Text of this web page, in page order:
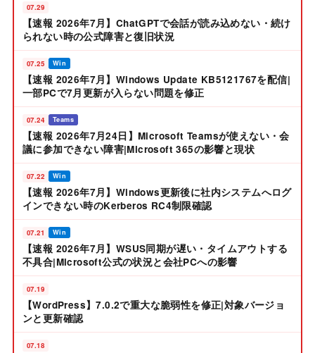
07.29
【速報 2026年7月】ChatGPTで会話が読み込めない・続け
られない時の公式障害と復旧状況
07.25 Win
【速報 2026年7月】Windows Update KB5121767を配信|
一部PCで7月更新が入らない問題を修正
07.24 Teams
【速報 2026年7月24日】Microsoft Teamsが使えない・会
議に参加できない障害|Microsoft 365の影響と現状
07.22 Win
【速報 2026年7月】Windows更新後に社内システムへログ
インできない時のKerberos RC4制限確認
07.21 Win
【速報 2026年7月】WSUS同期が遅い・タイムアウトする
不具合|Microsoft公式の状況と会社PCへの影響
07.19
【WordPress】7.0.2で重大な脆弱性を修正|対象バージョ
ンと更新確認
07.18